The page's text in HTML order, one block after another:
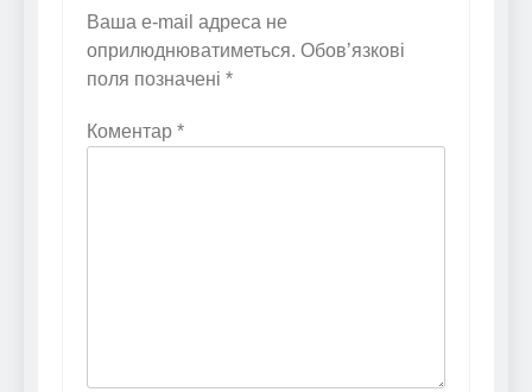
Ваша e-mail адреса не
оприлюднюватиметься. Обов’язкові
поля позначені *
Коментар *